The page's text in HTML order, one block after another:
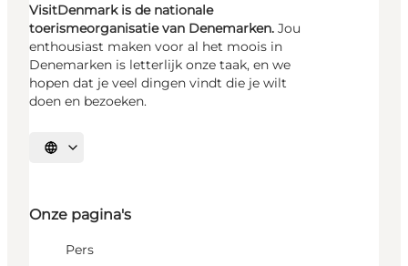
VisitDenmark is de nationale
toerismeorganisatie van Denemarken. Jou
enthousiast maken voor al het moois in
Denemarken is letterlijk onze taak, en we
hopen dat je veel dingen vindt die je wilt
doen en bezoeken.
Selecteer taal
Onze pagina's
Pers